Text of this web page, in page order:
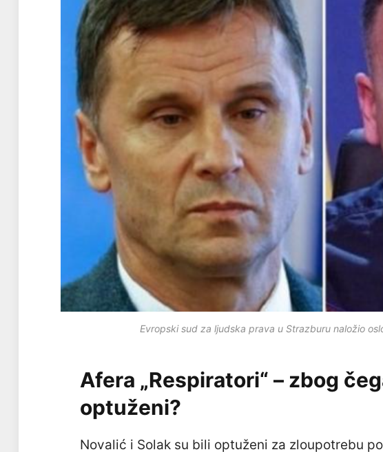
Evropski sud za ljudska prava u Strazburu naložio
Afera „Respiratori“ – zbog
optuženi?
Novalić i Solak su bili optuženi za zloupotrebu